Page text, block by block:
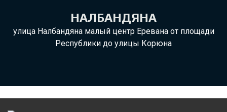
НАЛБАНДЯНА
улица Налбандяна малый центр Еревана от площади
Республики до улицы Корюна